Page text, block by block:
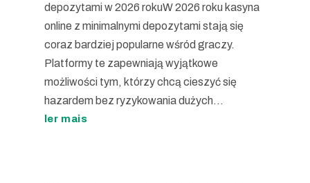
depozytami w 2026 rokuW 2026 roku kasyna
online z minimalnymi depozytami stają się
coraz bardziej popularne wśród graczy.
Platformy te zapewniają wyjątkowe
możliwości tym, którzy chcą cieszyć się
hazardem bez ryzykowania dużych...
ler mais